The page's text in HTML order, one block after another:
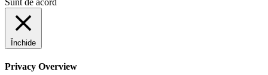
Sunt de acord
Închide
Privacy Overview